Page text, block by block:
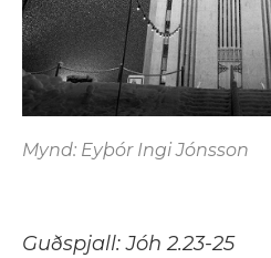
Mynd: Eyþór Ingi Jónsson
Guðspjall: Jóh 2.23-25